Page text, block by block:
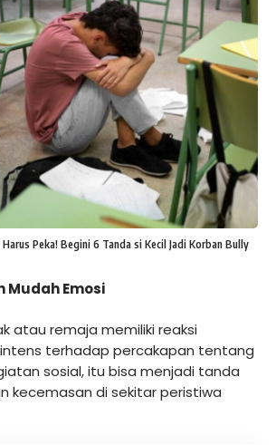
Peka! Begini 6 Tanda si Kecil Jadi Korban Bully
Mudah Emosi
atau remaja memiliki reaksi
terhadap percakapan tentang
sosial, itu bisa menjadi tanda
kecemasan di sekitar peristiwa